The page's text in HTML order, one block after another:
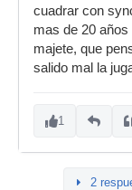
cuadrar con
mas de 20
majete, que
salido mal la
1
2